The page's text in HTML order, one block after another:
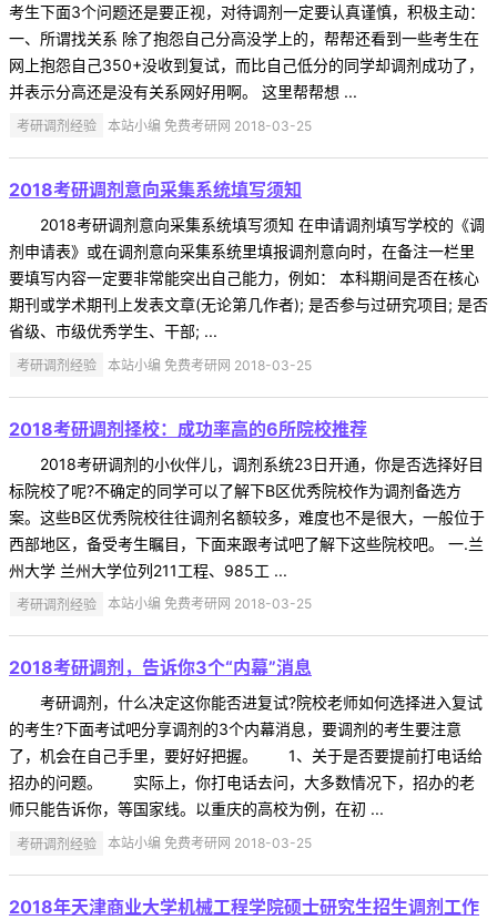
考生下面3个问题还是要正视，对待调剂一定要认真谨慎，积极主动：
一、所谓找关系 除了抱怨自己分高没学上的，帮帮还看到一些考生在
网上抱怨自己350+没收到复试，而比自己低分的同学却调剂成功了，
并表示分高还是没有关系网好用啊。 这里帮帮想 ...
考研调剂经验 本站小编 免费考研网 2018-03-25
2018考研调剂意向采集系统填写须知
2018考研调剂意向采集系统填写须知 在申请调剂填写学校的《调
剂申请表》或在调剂意向采集系统里填报调剂意向时，在备注一栏里
要填写内容一定要非常能突出自己能力，例如： 本科期间是否在核心
期刊或学术期刊上发表文章(无论第几作者); 是否参与过研究项目; 是否
省级、市级优秀学生、干部; ...
考研调剂经验 本站小编 免费考研网 2018-03-25
2018考研调剂择校：成功率高的6所院校推荐
2018考研调剂的小伙伴儿，调剂系统23日开通，你是否选择好目
标院校了呢?不确定的同学可以了解下B区优秀院校作为调剂备选方
案。这些B区优秀院校往往调剂名额较多，难度也不是很大，一般位于
西部地区，备受考生瞩目，下面来跟考试吧了解下这些院校吧。 一.兰
州大学 兰州大学位列211工程、985工 ...
考研调剂经验 本站小编 免费考研网 2018-03-25
2018考研调剂，告诉你3个“内幕”消息
考研调剂，什么决定这你能否进复试?院校老师如何选择进入复试
的考生?下面考试吧分享调剂的3个内幕消息，要调剂的考生要注意
了，机会在自己手里，要好好把握。 1、关于是否要提前打电话给
招办的问题。 实际上，你打电话去问，大多数情况下，招办的老
师只能告诉你，等国家线。以重庆的高校为例，在初 ...
考研调剂经验 本站小编 免费考研网 2018-03-25
2018年天津商业大学机械工程学院硕士研究生招生调剂工作